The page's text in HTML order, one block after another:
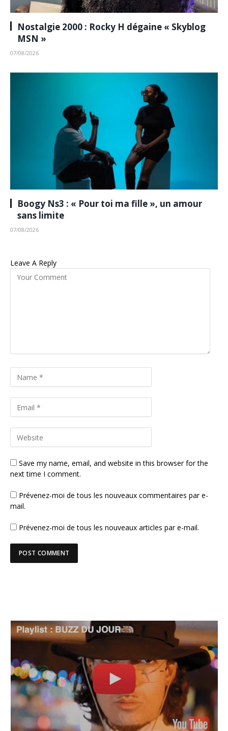
Nostalgie 2000 : Rocky H dégaine « Skyblog
MSN »
07/08/2026
Boogy Ns3 : « Pour toi ma fille », un amour
sans limite
07/08/2026
Leave A Reply
Save my name, email, and website in this browser for the
next time I comment.
Prévenez-moi de tous les nouveaux commentaires par e-
mail.
Prévenez-moi de tous les nouveaux articles par e-mail.